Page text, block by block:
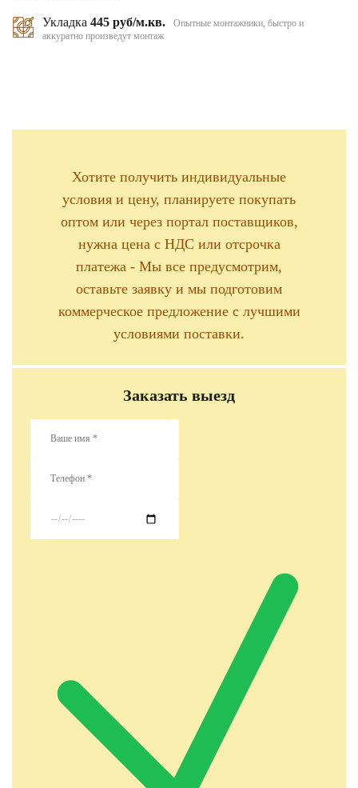
Укладка 445 руб/м.кв.
Опытные монтажники, быстро и
аккуратно произведут монтаж
Хотите получить индивидуальные
условия и цену, планируете покупать
оптом или через портал поставщиков,
нужна цена с НДС или отсрочка
платежа - Мы все предусмотрим,
оставьте заявку и мы подготовим
коммерческое предложение с лучшими
условиями поставки.
Заказать выезд